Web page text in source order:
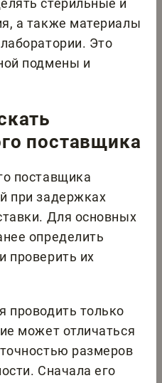
стерильные и
а также материалы
Это
подмены и
поставщика
поставщика
при задержках
Для основных
определить
проверить их
проводить только
может отличаться
размеров
Сначала его